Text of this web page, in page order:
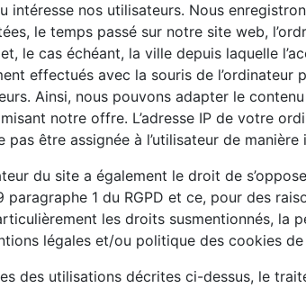
intéresse nos utilisateurs. Nous
le temps passé sur notre site web,
le cas échéant, la ville depuis laquelle
effectués avec la souris de
Ainsi, nous pouvons adapter le
notre offre. L’adresse IP de votre
pas être assignée à l’utilisateur de manière
du site a également le droit de
paragraphe 1 du RGPD et ce, pour des
les droits susmentionnés, la
légales et/ou politique des cookies
des utilisations décrites ci-dessus, le